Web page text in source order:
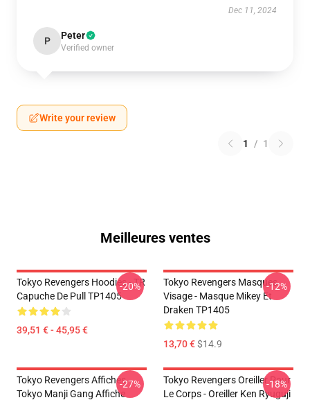
Dec 11, 2024
P Peter
Verified owner
Write your review
1 / 1
Meilleures ventes
Tokyo Revengers Hoodies - TR
Capuche De Pull TP1405
39,51 € - 45,95 €
-20%
Tokyo Revengers Masques
Visage - Masque Mikey Et
Draken TP1405
13,70 €$14.9
-12%
Tokyo Revengers Affiches -
Tokyo Manji Gang Affiche
-27%
Tokyo Revengers Oreiller Pour
Le Corps - Oreiller Ken Ryuguji
-18%